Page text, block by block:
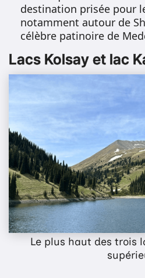
destination prisée pour
notamment autour de
célèbre patinoire de
Lacs Kolsay et lac
Le plus haut des trois